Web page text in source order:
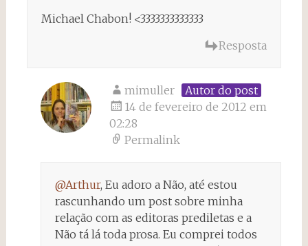
Michael Chabon! <3333333333333
Resposta
mimuller
Autor do post
14 de fevereiro de 2012 em
02:28
Permalink
@Arthur, Eu adoro a Não, até estou
rascunhando um post sobre minha
relação com as editoras prediletas e a
Não tá lá toda prosa. Eu comprei todos